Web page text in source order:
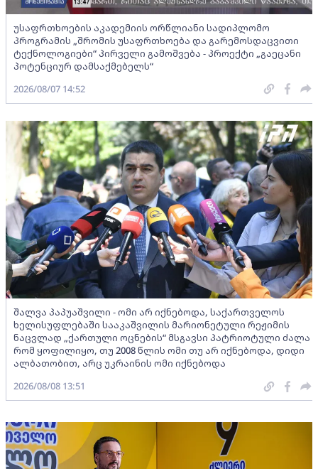
უსაფრთხოების აკადემიის ორწლიანი სადიპლომო
პროგრამის „შრომის უსაფრთხოება და გარემოსდაცვითი
ტექნოლოგიები“ პირველი გამოშვება - პროექტი „გაეცანი
პოტენციურ დამსაქმებელს“
2026/08/07 14:52
შალვა პაპუაშვილი - ომი არ იქნებოდა, საქართველოს
ხელისუფლებაში სააკაშვილის მარიონეტული რეჟიმის
ნაცვლად „ქართული ოცნების“ მსგავსი პატრიოტული ძალა
რომ ყოფილიყო, თუ 2008 წლის ომი თუ არ იქნებოდა, დიდი
ალბათობით, არც უკრაინის ომი იქნებოდა
2026/08/08 13:51